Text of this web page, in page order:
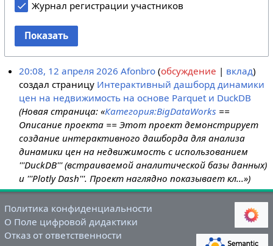
Журнал регистрации участников
Показать
20:08, 12 апреля 2026 Afonbro обсуждение
вклад
создал страницу Интерактивный дашборд динамики
цен на недвижимость на основе Parquet и DuckDB
(Новая страница: «Категория:BigDataWorks ==
Описание проекта == Этот проект демонстрирует
создание интерактивного дашборда для анализа
динамики цен на недвижимость с использованием
'''DuckDB''' (встраиваемой аналитической базы данных)
и '''Plotly Dash'''. Проект наглядно показывает кл...»)
Политика конфиденциальности
О Поле цифровой дидактики
Отказ от ответственности